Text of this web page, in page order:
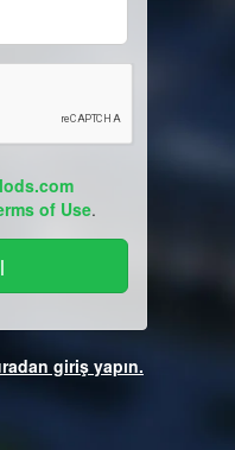
of Use.
giriş yapın.